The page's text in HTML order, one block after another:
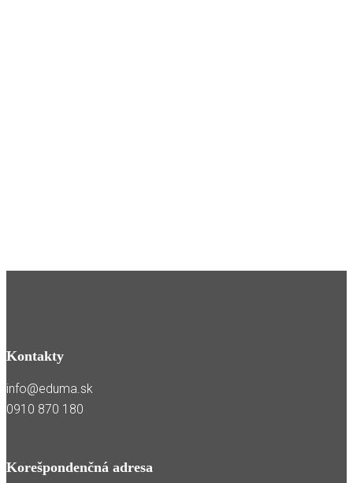
Kontakty
info@eduma.sk
0910 870 180
Korešpondenčná adresa